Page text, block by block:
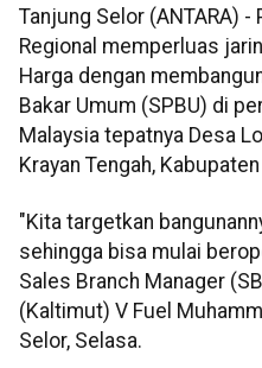
Tanjung Selor (ANTARA)
Regional memperluas
Harga dengan
Bakar Umum (SPBU) di
Malaysia tepatnya Desa
Krayan Tengah,
"Kita targetkan
sehingga bisa mulai
Sales Branch Manager
(Kaltimut) V Fuel
Selor, Selasa.